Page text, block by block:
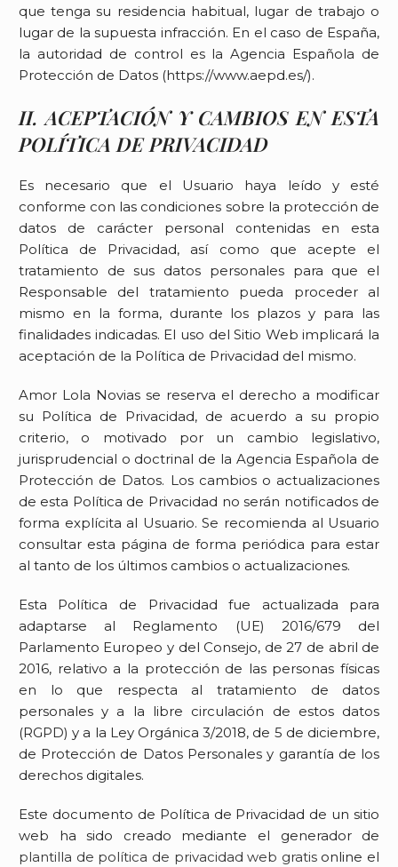
que tenga su residencia habitual, lugar de trabajo o
lugar de la supuesta infracción. En el caso de España,
la autoridad de control es la Agencia Española de
Protección de Datos (https://www.aepd.es/).
II. ACEPTACIÓN Y CAMBIOS EN ESTA
POLÍTICA DE PRIVACIDAD
Es necesario que el Usuario haya leído y esté
conforme con las condiciones sobre la protección de
datos de carácter personal contenidas en esta
Política de Privacidad, así como que acepte el
tratamiento de sus datos personales para que el
Responsable del tratamiento pueda proceder al
mismo en la forma, durante los plazos y para las
finalidades indicadas. El uso del Sitio Web implicará la
aceptación de la Política de Privacidad del mismo.
Amor Lola Noviasse reserva el derecho a modificar
su Política de Privacidad, de acuerdo a su propio
criterio, o motivado por un cambio legislativo,
jurisprudencial o doctrinal de la Agencia Española de
Protección de Datos. Los cambios o actualizaciones
de esta Política de Privacidad no serán notificados de
forma explícita al Usuario. Se recomienda al Usuario
consultar esta página de forma periódica para estar
al tanto de los últimos cambios o actualizaciones.
Esta Política de Privacidad fue actualizada para
adaptarse al Reglamento (UE) 2016/679 del
Parlamento Europeo y del Consejo, de 27 de abril de
2016, relativo a la protección de las personas físicas
en lo que respecta al tratamiento de datos
personales y a la libre circulación de estos datos
(RGPD) y a la Ley Orgánica 3/2018, de 5 de diciembre,
de Protección de Datos Personales y garantía de los
derechos digitales.
Este documento de Política de Privacidad de un sitio
web ha sido creado mediante el generador de
plantilla de política de privacidad web gratisonline el